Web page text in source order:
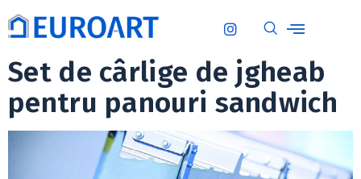
Set de cârlige de jgheab
pentru panouri sandwich